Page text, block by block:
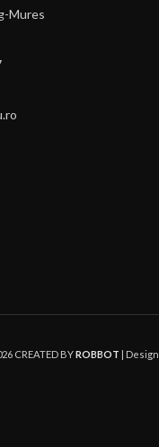
Mures
CREATED BYROBBOT | Design